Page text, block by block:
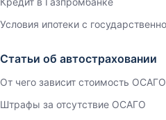
Условия ипотеки с
Статьи об автостраховании
От чего зависит стоимость ОСАГО
Штрафы за отсутствие ОСАГО